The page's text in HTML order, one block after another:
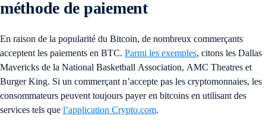
méthode de paiement
En raison de la popularité du Bitcoin, de nombreux commerçants
acceptent les paiements en BTC. Parmi les exemples, citons les Dallas
Mavericks de la National Basketball Association, AMC Theatres et
Burger King. Si un commerçant n’accepte pas les cryptomonnaies, les
consommateurs peuvent toujours payer en bitcoins en utilisant des
services tels que l’application Crypto.com.